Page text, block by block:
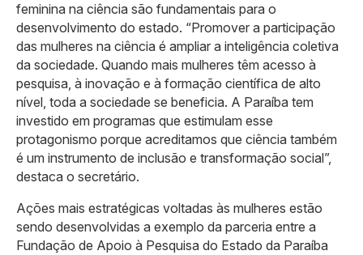
feminina na ciência são fundamentais para o
desenvolvimento do estado. “Promover a participação
das mulheres na ciência é ampliar a inteligência coletiva
da sociedade. Quando mais mulheres têm acesso à
pesquisa, à inovação e à formação científica de alto
nível, toda a sociedade se beneficia. A Paraíba tem
investido em programas que estimulam esse
protagonismo porque acreditamos que ciência também
é um instrumento de inclusão e transformação social”,
destaca o secretário.
Ações mais estratégicas voltadas às mulheres estão
sendo desenvolvidas a exemplo da parceria entre a
Fundação de Apoio à Pesquisa do Estado da Paraíba